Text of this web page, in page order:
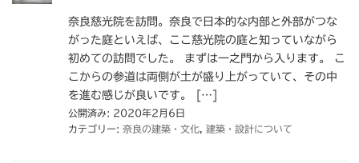
奈良慈光院を訪問。奈良で日本的な内部と外部がつな
がった庭といえば、ここ慈光院の庭と知っていながら
初めての訪問でした。 まずは一之門から入ります。 こ
こからの参道は両側が土が盛り上がっていて、その中
を進む感じが良いです。 […]
公開済み: 2020年2月6日
カテゴリー: 奈良の建築・文化 建築・設計について